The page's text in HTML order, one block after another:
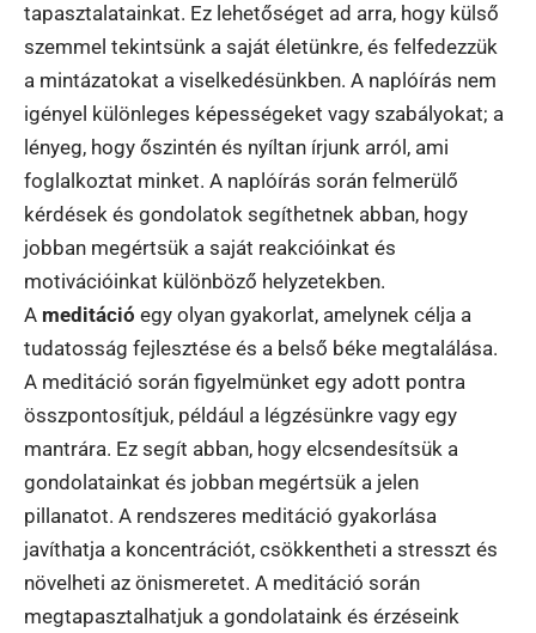
tapasztalatainkat. Ez lehetőséget ad arra, hogy külső
szemmel tekintsünk a saját életünkre, és felfedezzük
a mintázatokat a viselkedésünkben. A naplóírás nem
igényel különleges képességeket vagy szabályokat; a
lényeg, hogy őszintén és nyíltan írjunk arról, ami
foglalkoztat minket. A naplóírás során felmerülő
kérdések és gondolatok segíthetnek abban, hogy
jobban megértsük a saját reakcióinkat és
motivációinkat különböző helyzetekben.
A meditáció egy olyan gyakorlat, amelynek célja a
tudatosság fejlesztése és a belső béke megtalálása.
A meditáció során figyelmünket egy adott pontra
összpontosítjuk, például a légzésünkre vagy egy
mantrára. Ez segít abban, hogy elcsendesítsük a
gondolatainkat és jobban megértsük a jelen
pillanatot. A rendszeres meditáció gyakorlása
javíthatja a koncentrációt, csökkentheti a stresszt és
növelheti az önismeretet. A meditáció során
megtapasztalhatjuk a gondolataink és érzéseink